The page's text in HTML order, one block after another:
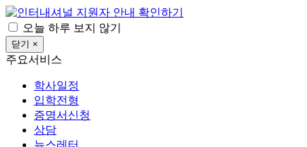
확인하기
오늘 하루 보지 않기
닫기 ×
주요서비스
학사일정
입학전형
증명서신청
상담
뉴스레터